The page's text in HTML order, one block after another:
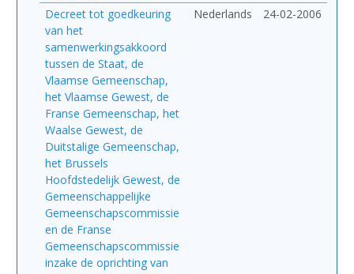
Decreet tot goedkeuring
van het
samenwerkingsakkoord
tussen de Staat, de
Vlaamse Gemeenschap,
het Vlaamse Gewest, de
Franse Gemeenschap, het
Waalse Gewest, de
Duitstalige Gemeenschap,
het Brussels
Hoofdstedelijk Gewest, de
Gemeenschappelijke
Gemeenschapscommissie
en de Franse
Gemeenschapscommissie
inzake de oprichting van
Nederlands 24-02-2006